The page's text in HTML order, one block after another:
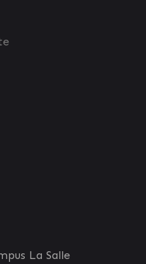
La Salle